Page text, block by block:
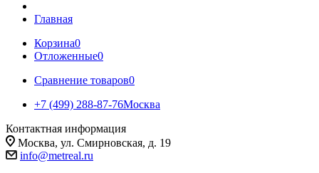
Главная
Корзина0
Отложенные0
Сравнение товаров0
+7 (499) 288-87-76Москва
Контактная информация
Москва, ул. Смирновская, д. 19
info@metreal.ru